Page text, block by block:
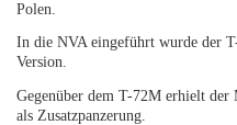
Polen.
In die NVA eingeführt wurde der
Version.
Gegenüber dem T-72M erhielt der
als Zusatzpanzerung.